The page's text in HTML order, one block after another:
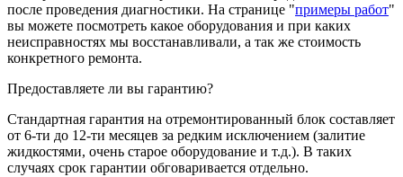
после проведения диагностики. На странице "примеры работ"
вы можете посмотреть какое оборудования и при каких
неисправностях мы восстанавливали, а так же стоимость
конкретного ремонта.
Предоставляете ли вы гарантию?
Стандартная гарантия на отремонтированный блок составляет
от 6-ти до 12-ти месяцев за редким исключением (залитие
жидкостями, очень старое оборудование и т.д.). В таких
случаях срок гарантии обговаривается отдельно.